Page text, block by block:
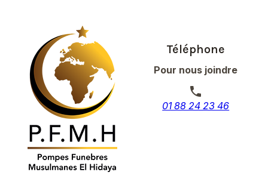
Téléphone
Pour nous joindre
phone
01 88 24 23 46